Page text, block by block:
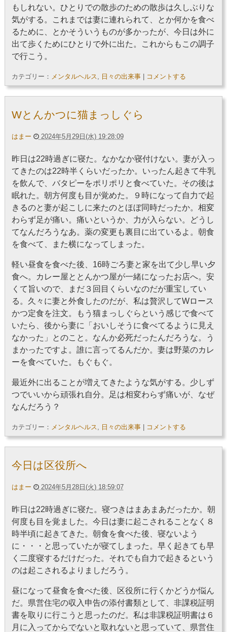
もしれない。ひとりでの散歩のための散歩は久しぶりな
気がする。これまでは妻に連れられて、とか何かを食べ
るために、とかそういうものが多かったが、今日は外に
出て歩くためにひとりで外に出た。これからもこの調子
で行こう。
カテゴリー： メンタルヘルス, 日々の出来事 コメントする
Wとんかつに猫まっしぐら
はまー 2024年5月29日(水) 19:28:09
昨日は22時過ぎに寝た。なかなか寝付けない。妻が入っ
てきたのは22時半くらいだったか。いったん起きて牛乳
を飲んで、バタピーをポリポリと食べていた。その後は
眠れた。朝方何度も目が覚めた。９時になって自力で起
きるのと妻が起こしに来たのとほぼ同時だったか。相変
わらず足が痛い。痛いというか、力が入らない。どうし
てなんだろうなあ。薬の変更も裏目に出ているよ。朝食
を食べて、また横になってしまった。
軽い昼食を食べた後、16時ごろ妻と家を出て少し早い夕
食へ。カレー屋ととんかつ屋が一緒になったお店へ。安
くて旨いので、まだ３回目くらいなのだが重宝してい
る。久々に妻と外食したのだが、私は贅沢してWロース
かつ定食を注文。もう猫まっしぐらという感じで食べて
いたら、後から妻に「おいしそうに食べてるように見え
なかった」とのこと。なんか必死だったんだろうな。う
まかったですよ。誰に言ってるんだか。妻は野菜のカレ
ーを食べていた。もぐもぐ。
最近外に出ることが増えてきたような気がする。少しず
つでいいから頑張れ自分。足は相変わらず痛いが、なぜ
なんだろう？
カテゴリー： メンタルヘルス, 日々の出来事 コメントする
今日は区役所へ
はまー 2024年5月28日(火) 18:59:07
昨日は22時過ぎに寝た。寝つきはまあまあだったか。朝
何度も目を覚ました。今日は妻に起こされることなく８
時半頃に起きてきた。朝食を食べた後、寝ないよう
に・・・と思っていたが寝てしまった。早く起きても早
く二度寝するだけだった。それでも自力で起きるという
のは起こされるよりましだろう。
昼になって昼食を食べた後、区役所に行くかどうか悩ん
だ。県営住宅の収入申告の添付書類として、非課税証明
書を取りに行こうと思ったのだ。私は非課税証明書は６
月に入ってからでないと取れないと思っていて、県営住